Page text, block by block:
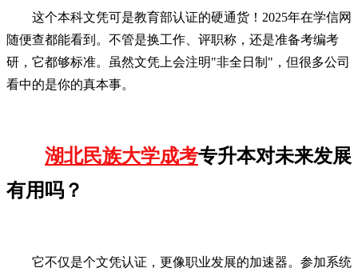
这个本科文凭可是教育部认证的硬通货！2025年在学信网
随便查都能看到。不管是换工作、评职称，还是准备考编考
研，它都够标准。虽然文凭上会注明"非全日制"，但很多公司
看中的是你的真本事。
湖北民族大学成考专升本对未来发展
有用吗？
它不仅是个文凭认证，更像职业发展的加速器。参加系统